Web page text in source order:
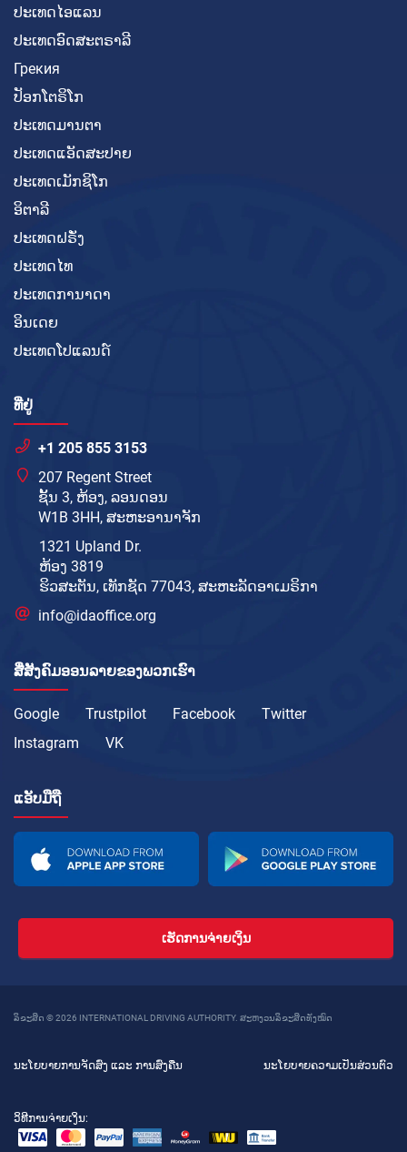
ປະເທດໄອແລນ
ປະເທດອົດສະຕຣາລີ
Грекия
ປັອກໂຕຣິໂກ
ປະເທດມານຕາ
ປະເທດແອັດສະປາຍ
ປະເທດເມັກຊິໂກ
ອິຕາລີ
ປະເທດຝຣັ່ງ
ປະເທດໄທ
ປະເທດການາດາ
ອິນເດຍ
ປະເທດໂປແລນດ໌
ທີ່ຢູ່
+1 205 855 3153
207 Regent Street
ຊັ້ນ 3, ຫ້ອງ, ລອນດອນ
W1B 3HH, ສະຫະອານາຈັກ
1321 Upland Dr.
ຫ້ອງ 3819
ຮິວສະຕັນ, ເທັກຊັດ 77043, ສະຫະລັດອາເມຣິກາ
info@idaoffice.org
ສື່ສັງຄົມອອນລາຍຂອງພວກເຮົາ
Google Trustpilot Facebook
Twitter
Instagram
VK
ແອັບມືຖື
ເຮັດການຈ່າຍເງິນ
ລິຂະສິດ © 2026 INTERNATIONAL DRIVING AUTHORITY. ສະຫງວນລິຂະສິດທັງໝົດ
ນະໂຍບາຍການຈັດສົ່ງ ແລະ ການສົ່ງຄືນ ນະໂຍບາຍຄວາມເປັນສ່ວນຕົວ
ວິທີການຈ່າຍເງິນ: